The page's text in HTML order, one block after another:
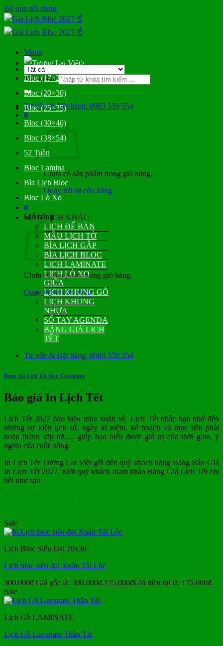
Bỏ qua nội dung
Menu
Tìm kiếm:
Tư vấn & Đặt hàng: 0983 559 554
0
Chưa có sản phẩm trong giỏ hàng.
Quay trở lại cửa hàng
0
Giỏ hàng
Chưa có sản phẩm trong giỏ hàng.
Quay trở lại cửa hàng
>
Bloc (17×24)
Bloc (20×30)
Bloc (25×35)
Bloc (30×40)
Bloc (38×54)
52 Tuần
Bloc Lamina
Bìa Lịch Bloc
Bloc Lò Xo
MẪU LỊCH KHÁC
LỊCH ĐỂ BÀN
MẪU LỊCH TỜ
BÌA LỊCH GẬP
BÌA LỊCH BLOC
LỊCH LAMINATE
LỊCH LÒ XO
GIỮA
LỊCH KHUNG GỖ
LỊCH KHUNG
NHỰA
SỔ TAY AGENDA
BẢNG GIÁ LỊCH
TẾT
Tư vấn & Đặt hàng: 0983 559 554
Bảng giá Lịch Tết theo Catalogue
Báo giá In Lịch Tết
Lịch Tết 2027 báo hiệu mùa xuân về, Lịch Tết nhắc bạn nhớ đến
những sự kiện lịch sử, ngày kỉ niệm, kế hoạch và mục tiêu phải
hoàn thành sắp tới,… giúp bạn hiểu được giá trị của thời gian, ý
nghĩa của cuộc sống.
In Lịch Tết Tương Lai Việt gởi đến quý khách hàng Bảng Báo GIá
In Lịch Tết 2027. Mời quý khách tham khảo Bảng Giá Lịch Tết chi
tiết như sau:
Sale
Lịch Bloc Siêu Đại 20x30
Lịch bloc siêu đại Xuân Tài Lộc
300.000₫ Giá gốc là: 300.000₫.175.000₫Giá hiện tại là: 175.000₫.
Sale
Lịch Gỗ LAMINATE
Lịch Gỗ Laminate Thần Tài